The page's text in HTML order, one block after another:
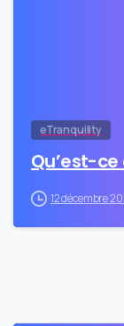
eTranquility
Qu’est-ce
12 décembre